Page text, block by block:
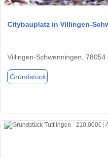
Citybauplatz in Villingen-
Villingen-Schwenningen, 78054
Grundstück